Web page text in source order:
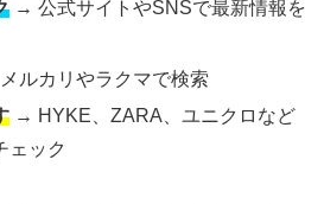
→ 公式サイトやSNSで最新情報を
ルカリやラクマで検索
→ HYKE、ZARA、ユニクロなど
ェック